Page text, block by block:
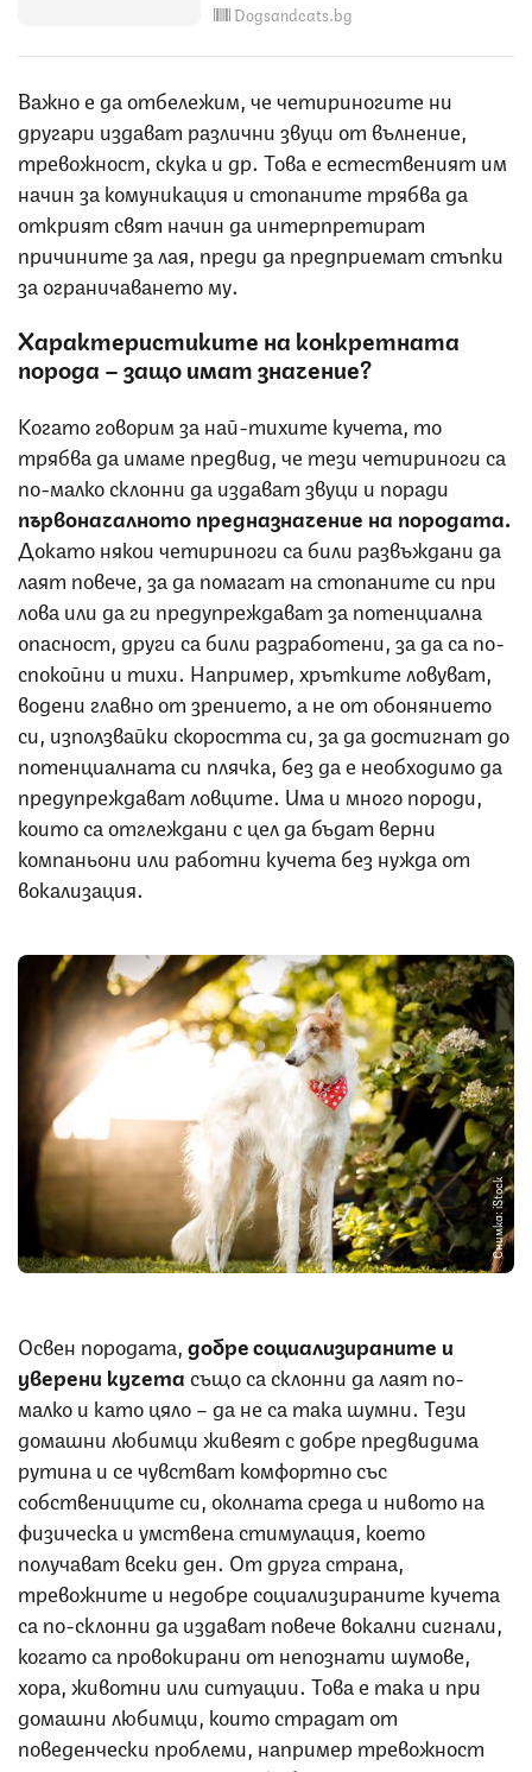
Dogsandcats.bg
Важно е да отбележим, че четириногите ни
другари издават различни звуци от вълнение,
тревожност, скука и др. Това е естественият им
начин за комуникация и стопаните трябва да
открият свят начин да интерпретират
причините за лая, преди да предприемат стъпки
за ограничаването му.
Характеристиките на конкретната
порода – защо имат значение?
Когато говорим за най-тихите кучета, то
трябва да имаме предвид, че тези четириноги са
по-малко склонни да издават звуци и поради
първоначалното предназначение на породата.
Докато някои четириноги са били развъждани да
лаят повече, за да помагат на стопаните си при
лова или да ги предупреждават за потенциална
опасност, други са били разработени, за да са по-
спокойни и тихи. Например, хрътките ловуват,
водени главно от зрението, а не от обонянието
си, използвайки скоростта си, за да достигнат до
потенциалната си плячка, без да е необходимо да
предупреждават ловците. Има и много породи,
които са отглеждани с цел да бъдат верни
компаньони или работни кучета без нужда от
вокализация.
Снимка: iStock
Освен породата, добре социализираните и
уверени кучетасъщо са склонни да лаят по-
малко и като цяло – да не са така шумни. Тези
домашни любимци живеят с добре предвидима
рутина и се чувстват комфортно със
собствениците си, околната среда и нивото на
физическа и умствена стимулация, което
получават всеки ден. От друга страна,
тревожните и недобре социализираните кучета
са по-склонни да издават повече вокални сигнали,
когато са провокирани от непознати шумове,
хора, животни или ситуации. Това е така и при
домашни любимци, които страдат от
поведенчески проблеми, например тревожност